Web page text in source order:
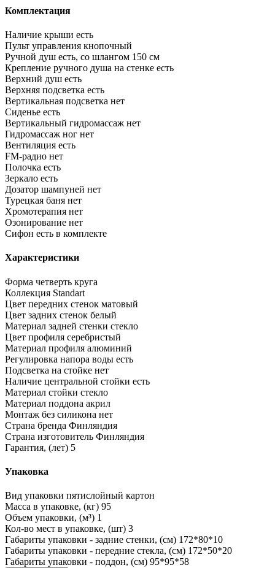
Комплектация
Наличие крыши есть
Пульт управления кнопочный
Ручной душ есть, со шлангом 150 см
Крепление ручного душа на стенке есть
Верхний душ есть
Верхняя подсветка есть
Вертикальная подсветка нет
Сиденье есть
Вертикальный гидромассаж нет
Гидромассаж ног нет
Вентиляция есть
FM-радио нет
Полочка есть
Зеркало есть
Дозатор шампуней нет
Турецкая баня нет
Хромотерапия нет
Озонирование нет
Сифон есть в комплекте
Характеристики
Форма четверть круга
Коллекция Standart
Цвет передних стенок матовый
Цвет задних стенок белый
Материал задней стенки стекло
Цвет профиля серебристый
Материал профиля алюминий
Регулировка напора воды есть
Подсветка на стойке нет
Наличие центральной стойки есть
Материал стойки стекло
Материал поддона акрил
Монтаж без силикона нет
Страна бренда Финляндия
Страна изготовитель Финляндия
Гарантия, (лет) 5
Упаковка
Вид упаковки пятислойный картон
Масса в упаковке, (кг) 95
Объем упаковки, (м³) 1
Кол-во мест в упаковке, (шт) 3
Габариты упаковки - задние стенки, (см) 172*80*10
Габариты упаковки - передние стекла, (см) 172*50*20
Габариты упаковки - поддон, (см) 95*95*58